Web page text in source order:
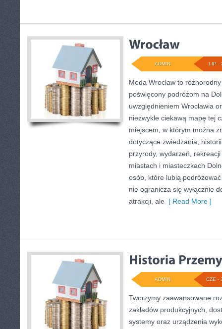
LIP -
ADMIN
Moda Wrocław to
poświęcony podróżom na
uwzględnieniem Wrocławia
niezwykle ciekawą mapę tej
miejscem, w którym można
dotyczące zwiedzania,
przyrody, wydarzeń,
miastach i miasteczkach
osób, które lubią
nie ogranicza się wyłącznie
atrakcji, ale [ Read More ]
CZE -
ADMIN
Tworzymy zaawansowane
zakładów produkcyjnych,
systemy oraz urządzenia